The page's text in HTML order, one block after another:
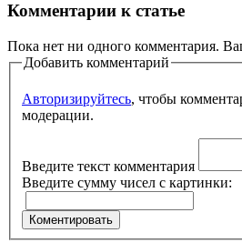
Комментарии к статье
Пока нет ни одного комментария.
Добавить комментарий
Авторизируйтесь, чтобы
модерации.
Введите текст комментария
Введите сумму чисел с картинки: